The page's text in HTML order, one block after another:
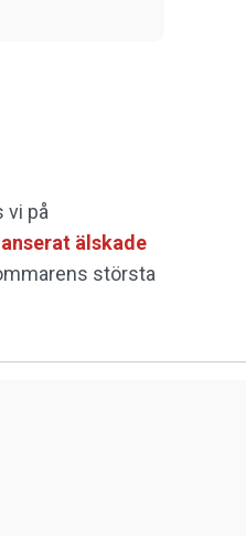
vi på
älskade
största